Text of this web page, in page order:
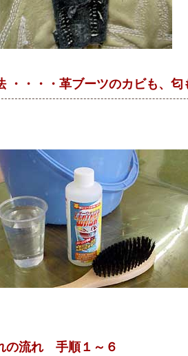
・・・・革ブーツのカビも、
の流れ 手順１～６